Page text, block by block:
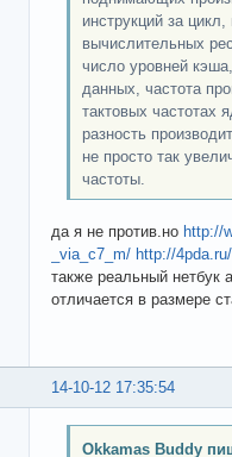
инструкций за
вычислительных
число уровней
данных, частота
тактовых частотах
разность
не просто так
частоты.
да я не против.но http://
_via_c7_m/ http://
также реальный нетбук
отличается в размере
14-10-12 17:35:54
Okkamas Buddy